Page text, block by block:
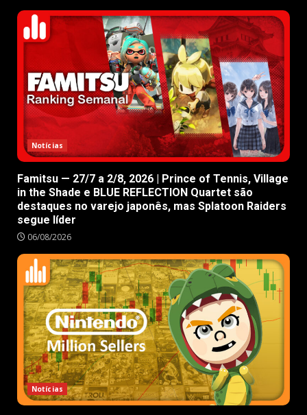
Notícias
Famitsu — 27/7 a 2/8, 2026 | Prince of Tennis, Village
in the Shade e BLUE REFLECTION Quartet são
destaques no varejo japonês, mas Splatoon Raiders
segue líder
06/08/2026
Notícias